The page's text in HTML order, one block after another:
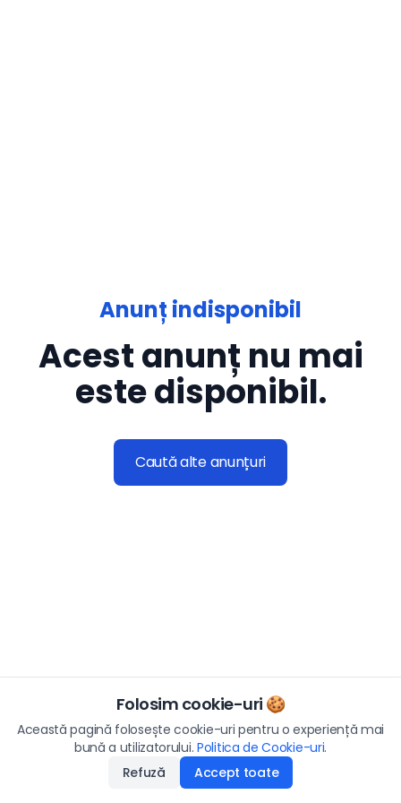
Anunț indisponibil
Acest anunț nu mai
este disponibil.
Caută alte anunțuri
Folosim cookie-uri 🍪
Această pagină folosește cookie-uri pentru o experiență mai
bună a utilizatorului. Politica de Cookie-uri.
Refuză
Accept toate